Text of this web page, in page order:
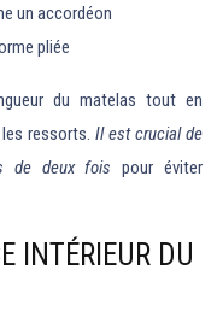
un accordéon
pliée
du matelas tout en
les ressorts.Il est crucial de
de deux fois pour éviter
INTÉRIEUR DU